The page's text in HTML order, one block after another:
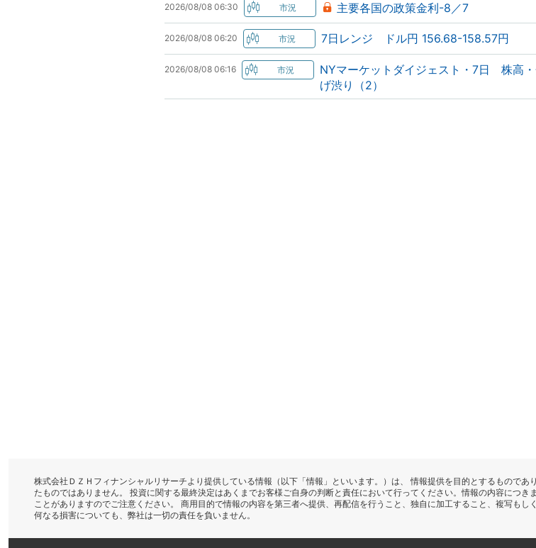
2026/08/08 06:30 主要各国の政策金利-8／7
2026/08/08 06:20 7日レンジ ドル円 156.68-158.57円
2026/08/08 06:16
NYマーケットダイジェスト・7日 株高
げ渋り（2）
株式会社ＤＺＨフィナンシャルリサーチより提供している情報（以下「情報」といいます。）は、 情報提供を目的とするもので
たものではありません。 投資に関する最終決定はあくまでお客様ご自身の判断と責任において行ってください。情報の内容につ
ことがありますのでご注意ください。 商用目的で情報の内容を第三者へ提供、再配信を行うこと、独自に加工すること、複写も
何なる損害についても、弊社は一切の責任を負いません。